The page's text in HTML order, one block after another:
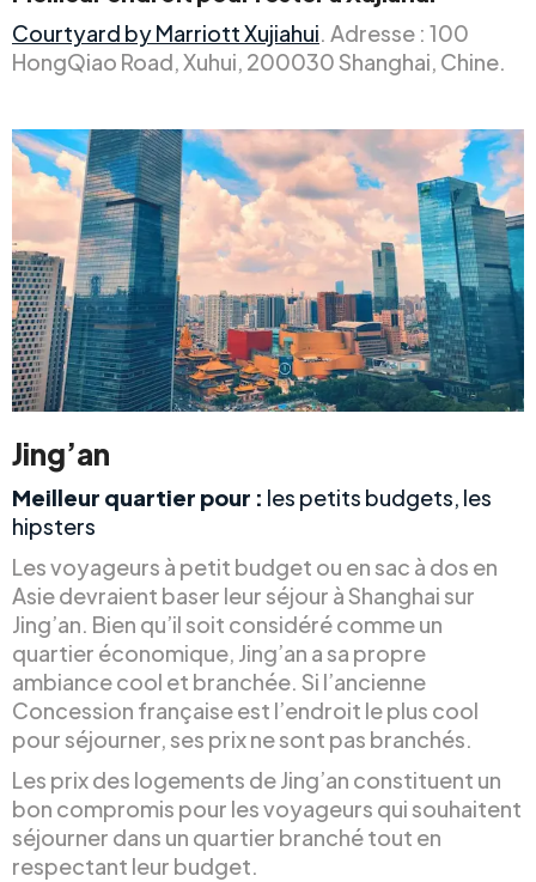
Courtyard by Marriott Xujiahui. Adresse : 100
HongQiao Road, Xuhui, 200030 Shanghai, Chine.
Jing’an
Meilleur quartier pour : les petits budgets, les
hipsters
Les voyageurs à petit budget ou en sac à dos en
Asie devraient baser leur séjour à Shanghai sur
Jing’an. Bien qu’il soit considéré comme un
quartier économique, Jing’an a sa propre
ambiance cool et branchée. Si l’ancienne
Concession française est l’endroit le plus cool
pour séjourner, ses prix ne sont pas branchés.
Les prix des logements de Jing’an constituent un
bon compromis pour les voyageurs qui souhaitent
séjourner dans un quartier branché tout en
respectant leur budget.